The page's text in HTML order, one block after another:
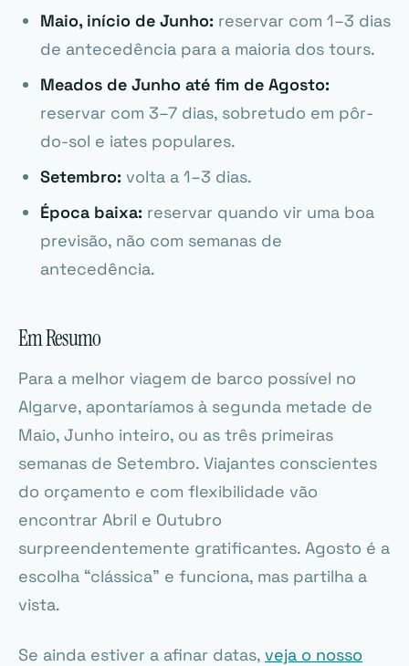
Maio, início de Junho: reservar com 1–3 dias
de antecedência para a maioria dos tours.
Meados de Junho até fim de Agosto:
reservar com 3–7 dias, sobretudo em pôr-
do-sol e iates populares.
Setembro: volta a 1–3 dias.
Época baixa: reservar quando vir uma boa
previsão, não com semanas de
antecedência.
Em Resumo
Para a melhor viagem de barco possível no
Algarve, apontaríamos à segunda metade de
Maio, Junho inteiro, ou as três primeiras
semanas de Setembro. Viajantes conscientes
do orçamento e com flexibilidade vão
encontrar Abril e Outubro
surpreendentemente gratificantes. Agosto é a
escolha “clássica” e funciona, mas partilha a
vista.
Se ainda estiver a afinar datas, veja o nosso